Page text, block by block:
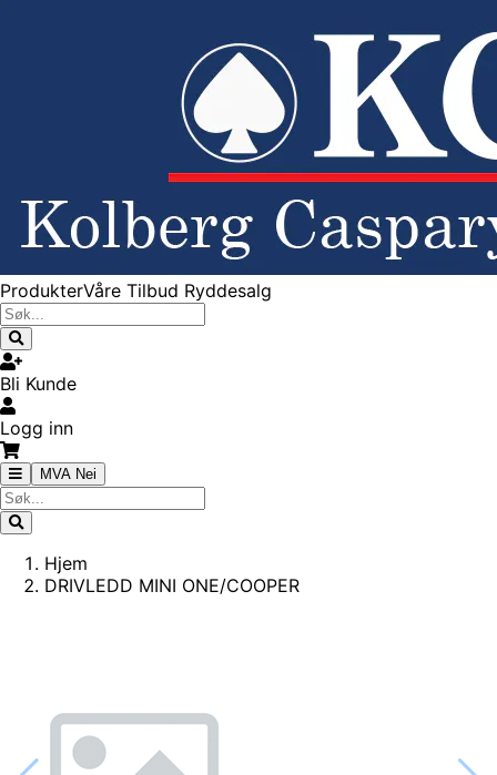
ProdukterVåre Tilbud Ryddesalg
Bli Kunde
Logg inn
MVA Nei
Hjem
DRIVLEDD MINI ONE/COOPER